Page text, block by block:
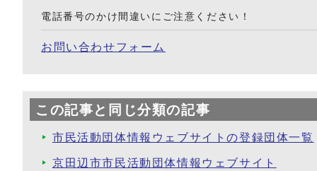
電話番号のかけ間違いにご注意ください！
お問い合わせフォーム
この記事と同じ分類の記事
市民活動団体情報ウェブサイトの登録団体一覧
京田辺市市民活動団体情報ウェブサイト